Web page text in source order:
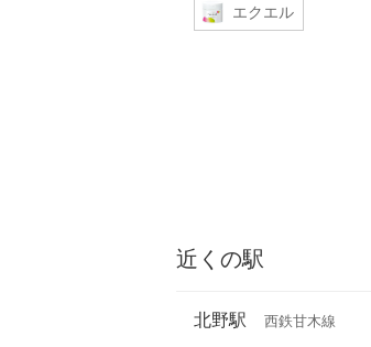
エクエル
近くの駅
北野駅 西鉄甘木線